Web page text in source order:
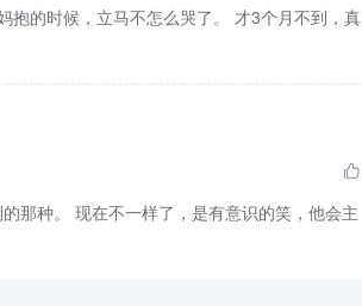
抱的时候，立马不怎么哭了。 才3个月不到，真

那种。 现在不一样了，是有意识的笑，他会主